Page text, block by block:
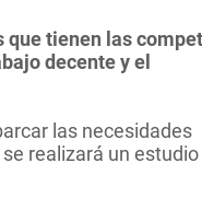
que tienen las
decente y el
las necesidades
realizará un estudio